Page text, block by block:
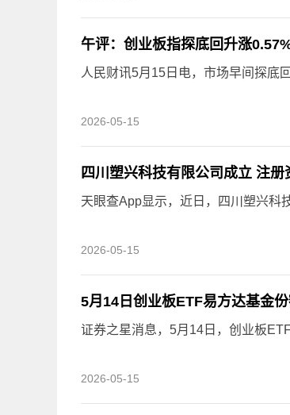
午评：创业板指探底回升涨
人民财讯5月15日电，市场早间探底
2026-05-15
四川塑兴科技有限公司成立 注册
天眼查App显示，近日，四川塑兴科
2026-05-15
5月14日创业板ETF易方达基金
证券之星消息，5月14日，创业板
2026-05-15